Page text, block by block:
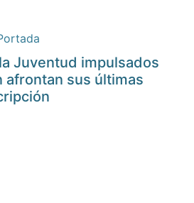
Juventud impulsados
afrontan sus últimas